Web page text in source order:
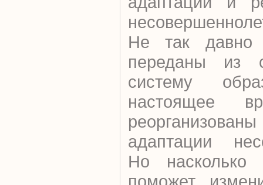
Не так
переданы из
систему
настоящее
адаптации
Но насколько